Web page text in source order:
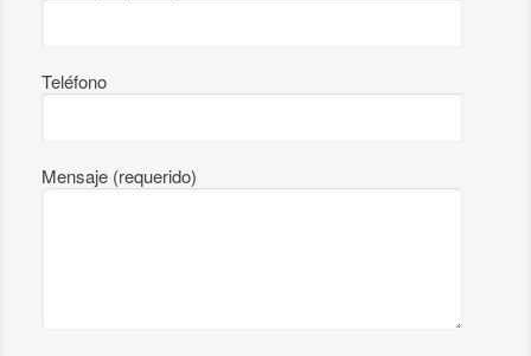
Teléfono
Mensaje (requerido)